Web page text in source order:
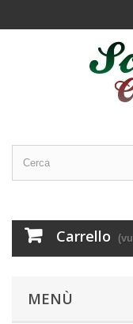
Carrello
MENÙ